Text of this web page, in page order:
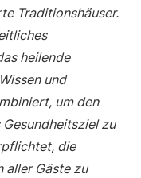
Traditionshäuser.
heilende
und
um den
zu
die
aller Gäste zu